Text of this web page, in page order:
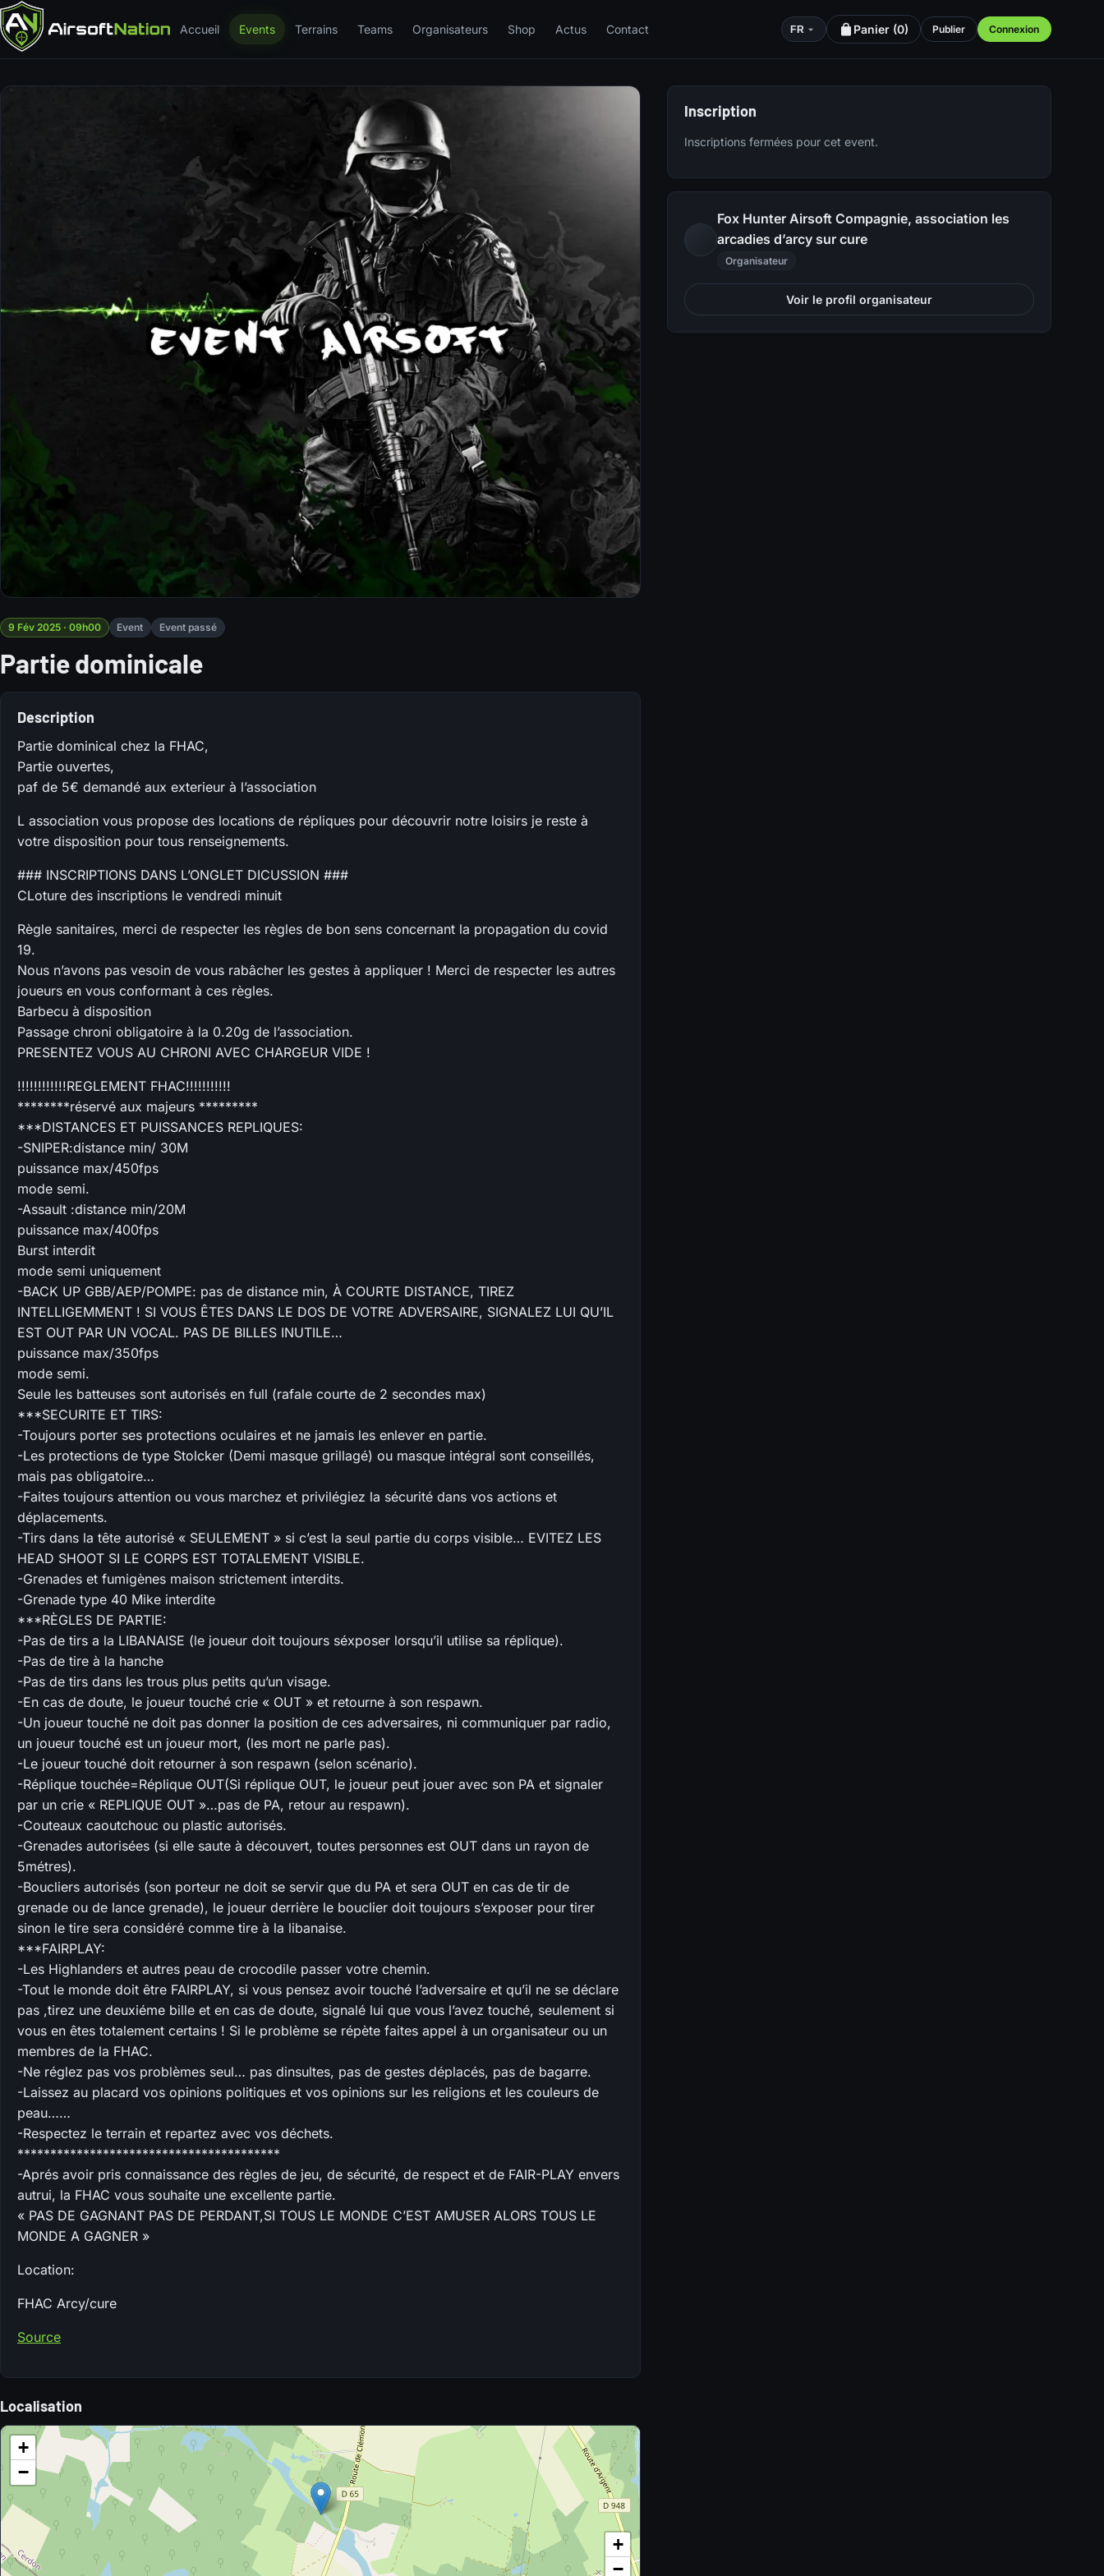
Accueil Events Terrains Teams Organisateurs Shop Actus Contact FR Panier (0) Publier Connexion
9 Fév 2025 · 09h00 Event Event passé
Partie dominicale
Description
Partie dominical chez la FHAC,
Partie ouvertes,
paf de 5€ demandé aux exterieur à l’association
L association vous propose des locations de répliques pour découvrir notre loisirs je reste à
votre disposition pour tous renseignements.
### INSCRIPTIONS DANS L’ONGLET DICUSSION ###
CLoture des inscriptions le vendredi minuit
Règle sanitaires, merci de respecter les règles de bon sens concernant la propagation du covid
19.
Nous n’avons pas vesoin de vous rabâcher les gestes à appliquer ! Merci de respecter les autres
joueurs en vous conformant à ces règles.
Barbecu à disposition
Passage chroni obligatoire à la 0.20g de l’association.
PRESENTEZ VOUS AU CHRONI AVEC CHARGEUR VIDE !
!!!!!!!!!!!!REGLEMENT FHAC!!!!!!!!!!!
********réservé aux majeurs *********
***DISTANCES ET PUISSANCES REPLIQUES:
-SNIPER:distance min/ 30M
puissance max/450fps
mode semi.
-Assault :distance min/20M
puissance max/400fps
Burst interdit
mode semi uniquement
-BACK UP GBB/AEP/POMPE: pas de distance min, À COURTE DISTANCE, TIREZ
INTELLIGEMMENT ! SI VOUS ÊTES DANS LE DOS DE VOTRE ADVERSAIRE, SIGNALEZ LUI QU’IL
EST OUT PAR UN VOCAL. PAS DE BILLES INUTILE…
puissance max/350fps
mode semi.
Seule les batteuses sont autorisés en full (rafale courte de 2 secondes max)
***SECURITE ET TIRS:
-Toujours porter ses protections oculaires et ne jamais les enlever en partie.
-Les protections de type Stolcker (Demi masque grillagé) ou masque intégral sont conseillés,
mais pas obligatoire…
-Faites toujours attention ou vous marchez et privilégiez la sécurité dans vos actions et
déplacements.
-Tirs dans la tête autorisé « SEULEMENT » si c’est la seul partie du corps visible… EVITEZ LES
HEAD SHOOT SI LE CORPS EST TOTALEMENT VISIBLE.
-Grenades et fumigènes maison strictement interdits.
-Grenade type 40 Mike interdite
***RÈGLES DE PARTIE:
-Pas de tirs a la LIBANAISE (le joueur doit toujours séxposer lorsqu’il utilise sa réplique).
-Pas de tire à la hanche
-Pas de tirs dans les trous plus petits qu’un visage.
-En cas de doute, le joueur touché crie « OUT » et retourne à son respawn.
-Un joueur touché ne doit pas donner la position de ces adversaires, ni communiquer par radio,
un joueur touché est un joueur mort, (les mort ne parle pas).
-Le joueur touché doit retourner à son respawn (selon scénario).
-Réplique touchée=Réplique OUT(Si réplique OUT, le joueur peut jouer avec son PA et signaler
par un crie « REPLIQUE OUT »…pas de PA, retour au respawn).
-Couteaux caoutchouc ou plastic autorisés.
-Grenades autorisées (si elle saute à découvert, toutes personnes est OUT dans un rayon de
5métres).
-Boucliers autorisés (son porteur ne doit se servir que du PA et sera OUT en cas de tir de
grenade ou de lance grenade), le joueur derrière le bouclier doit toujours s’exposer pour tirer
sinon le tire sera considéré comme tire à la libanaise.
***FAIRPLAY:
-Les Highlanders et autres peau de crocodile passer votre chemin.
-Tout le monde doit être FAIRPLAY, si vous pensez avoir touché l’adversaire et qu’il ne se déclare
pas ,tirez une deuxiéme bille et en cas de doute, signalé lui que vous l’avez touché, seulement si
vous en êtes totalement certains ! Si le problème se répète faites appel à un organisateur ou un
membres de la FHAC.
-Ne réglez pas vos problèmes seul… pas dinsultes, pas de gestes déplacés, pas de bagarre.
-Laissez au placard vos opinions politiques et vos opinions sur les religions et les couleurs de
peau……
-Respectez le terrain et repartez avec vos déchets.
****************************************
-Aprés avoir pris connaissance des règles de jeu, de sécurité, de respect et de FAIR-PLAY envers
autrui, la FHAC vous souhaite une excellente partie.
« PAS DE GAGNANT PAS DE PERDANT,SI TOUS LE MONDE C’EST AMUSER ALORS TOUS LE
MONDE A GAGNER »
Location:
FHAC Arcy/cure
Source
Localisation
+
−
+
−
Inscription
Inscriptions fermées pour cet event.
Fox Hunter Airsoft Compagnie, association les
arcadies d’arcy sur cure
Organisateur
Voir le profil organisateur